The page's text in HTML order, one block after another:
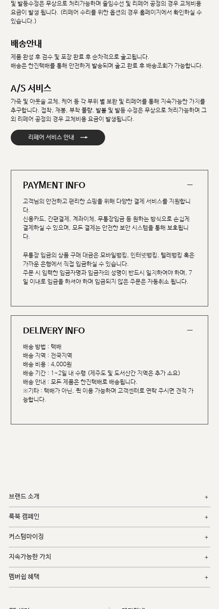
및 발등수정은 무상으로 처리가능하며 줄임수선 및 리페어 공정의 경우 교체비용
요금이 발생 됩니다. (리페어 수리를 위한 옵션의 경우 홈페이지에서 확인하실 수
있습니다.)
배송안내
제품 완성 후 검수 및 포장 완료 후 순차적으로 출고됩니다.
배송은 한진택배를 통해 안전하게 발송되며 출고 완료 후 배송조회가 가능합니다.
A/S 서비스
가죽 및 아웃솔 교체, 케어 등 각 부위 별 보완 및 리페어를 통해 지속가능한 가치를
추구합니다. 접착, 재봉, 부착 불량, 발볼 및 발등 수정은 무상으로 처리가능하며 그
외 리페어 공정의 경우 교체비용 요금이 발생됩니다.
리페어 서비스 안내 →
PAYMENT INFO
고객님의 안전하고 편리한 쇼핑을 위해 다양한 결제 서비스를 지원합니
다.
신용카드, 간편결제, 계좌이체, 무통장입금 등 원하는 방식으로 손쉽게
결제하실 수 있으며, 모든 결제는 안전한 보안 시스템을 통해 보호됩니
다.
무통장 입금의 상품 구매 대금은 모바일뱅킹, 인터넷뱅킹, 텔레뱅킹 혹은
가까운 은행에서 직접 입금하실 수 있습니다.
주문 시 입력한 입금자명과 입금자의 성명이 반드시 일치하여야 하며, 7
일 이내로 입금을 하셔야 하며 입금되지 않은 주문은 자동취소 됩니다.
DELIVERY INFO
배송 방법 : 택배
배송 지역 : 전국지역
배송 비용 : 4,000원
배송 기간 : 1~2일 내 수령 (제주도 및 도서산간 지역은 추가 소요)
배송 안내 : 모든 제품은 한진택배로 배송됩니다.
※기타 : 택배가 아닌, 퀵 이용 가능하며 고객센터로 연락 주시면 견적 가
능합니다.
브랜드 소개
룩북 캠페인
커스텀마이징
지속가능한 가치
멤버쉽 혜택